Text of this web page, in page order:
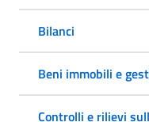
Bilanci
Beni immobili e
Controlli e rilievi